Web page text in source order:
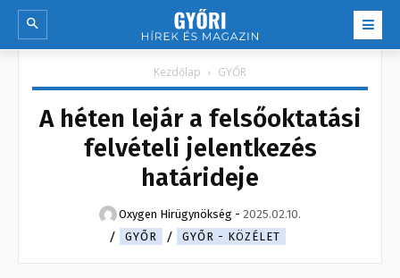
Kezdőlap GYŐR
A héten lejár a felsőoktatási
felvételi jelentkezés
határideje
Oxygen Hirügynökség - 2025.02.10.
GYŐR
GYŐR - KÖZÉLET